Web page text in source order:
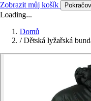
Zobrazit můj košík
Loading...
Domů
/ Dětská lyžařská